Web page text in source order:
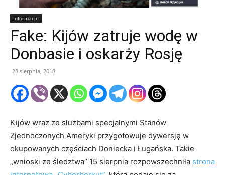
Informacje
Fake: Kijów zatruje wodę w
Donbasie i oskarży Rosję
28 sierpnia, 2018
Kijów wraz ze służbami specjalnymi Stanów
Zjednoczonych Ameryki przygotowuje dywersję w
okupowanych częściach Doniecka i Ługańska. Takie
„wnioski ze śledztwa” 15 sierpnia rozpowszechniła strona